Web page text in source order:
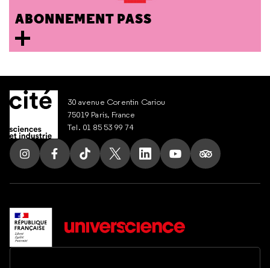
ABONNEMENT PASS
30 avenue Corentin Cariou
75019 Paris, France
Tel. 01 85 53 99 74
Follow us on Instagram
Follow us on Facebook
Follow us on Tik Tok
Follow us on X
Follow us on LinkedIn
Follow us on Youtube
Follow us on